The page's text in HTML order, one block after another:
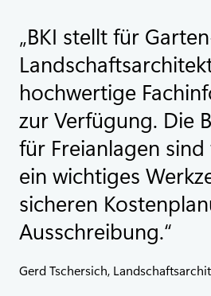
BKI stellt für
hochwertige
zur Verfügung. Die
für Freianlagen
ein wichtiges
sicheren
Ausschreibung.
Gerd Tschersich,